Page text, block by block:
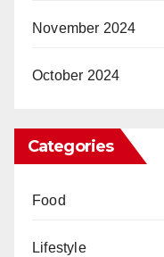
November 2024
October 2024
Categories
Food
Lifestyle